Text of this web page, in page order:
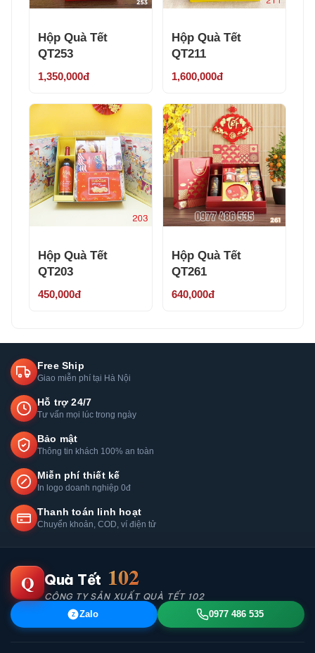
Hộp Quà Tết
QT253
1,350,000đ
Hộp Quà Tết
QT211
1,600,000đ
Hộp Quà Tết
QT203
450,000đ
Hộp Quà Tết
QT261
640,000đ
Free Ship
Giao miễn phí tại Hà Nội
Hỗ trợ 24/7
Tư vấn mọi lúc trong ngày
Bảo mật
Thông tin khách 100% an toàn
Miễn phí thiết kế
In logo doanh nghiệp 0đ
Thanh toán linh hoạt
Chuyển khoản, COD, ví điện tử
Q Quà Tết 102
CÔNG TY SẢN XUẤT QUÀ TẾT 102
Z Zalo 0977 486 535